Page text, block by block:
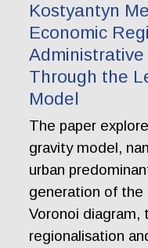
Kostyantyn
Economic
Through the
Model
The paper
gravity model,
urban
generation of the
Voronoi
regionalisation